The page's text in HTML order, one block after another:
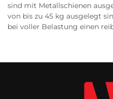
sind mit Metallschienen
von bis zu 45 kg ausgelegt
bei voller Belastung einen